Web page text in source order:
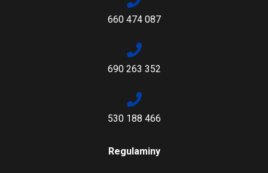
660 474 087
690 263 352
530 188 466
Regulaminy